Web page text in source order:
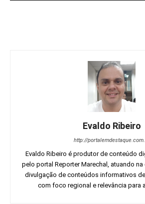
Evaldo Ribeiro
http://
Evaldo Ribeiro é produtor de conteúdo
pelo portal Reporter Marechal, atuando
divulgação de conteúdos informativos
com foco regional e relevância para